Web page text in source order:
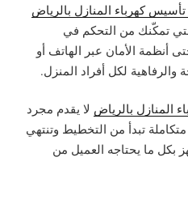
كهرباء المنازل بالرياض
تمكّنك من التحكم في
أنظمة الأمان عبر الهاتف أو
والرفاهية لكل أفراد المنزل.
المنازل بالرياض لا يقدم مجرد
تبدأ من التخطيط وتنتهي
بكل ما يحتاجه العميل من